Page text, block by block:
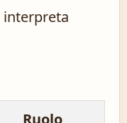
interpreta